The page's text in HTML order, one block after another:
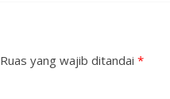
Ruas yang wajib ditandai *